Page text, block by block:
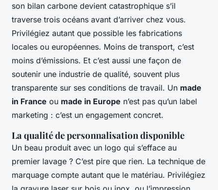
son bilan carbone devient catastrophique s’il
traverse trois océans avant d’arriver chez vous.
Privilégiez autant que possible les fabrications
locales ou européennes. Moins de transport, c’est
moins d’émissions. Et c’est aussi une façon de
soutenir une industrie de qualité, souvent plus
transparente sur ses conditions de travail. Un made
in France ou made in Europe n’est pas qu’un label
marketing : c’est un engagement concret.
La qualité de personnalisation disponible
Un beau produit avec un logo qui s’efface au
premier lavage ? C’est pire que rien. La technique de
marquage compte autant que le matériau. Privilégiez